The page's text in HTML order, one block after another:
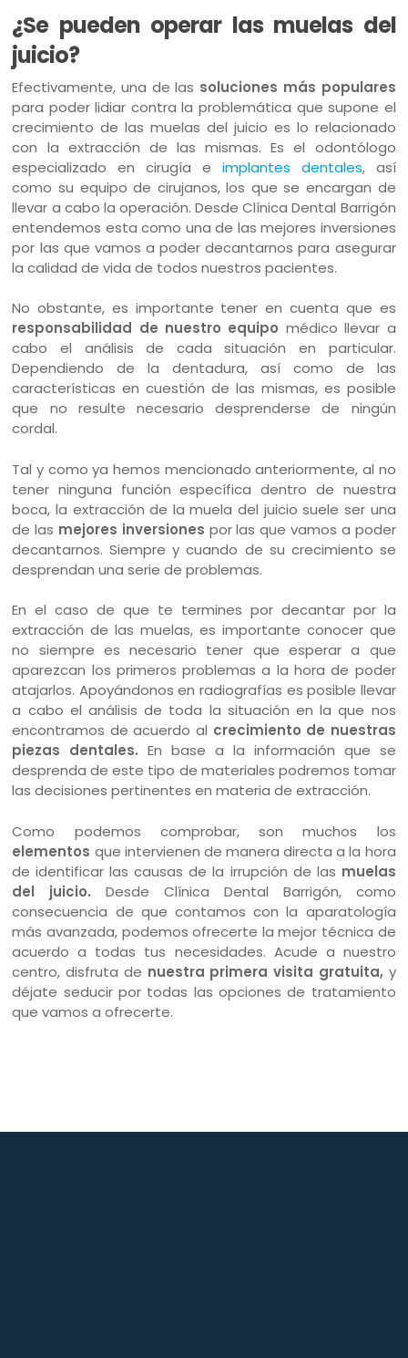
¿Se pueden operar las muelas del
juicio?
Efectivamente, una de las soluciones más populares
para poder lidiar contra la problemática que supone el
crecimiento de las muelas del juicio es lo relacionado
con la extracción de las mismas. Es el odontólogo
especializado en cirugía e implantes dentales, así
como su equipo de cirujanos, los que se encargan de
llevar a cabo la operación. Desde Clínica Dental Barrigón
entendemos esta como una de las mejores inversiones
por las que vamos a poder decantarnos para asegurar
la calidad de vida de todos nuestros pacientes.
No obstante, es importante tener en cuenta que es
responsabilidad de nuestro equipo médico llevar a
cabo el análisis de cada situación en particular.
Dependiendo de la dentadura, así como de las
características en cuestión de las mismas, es posible
que no resulte necesario desprenderse de ningún
cordal.
Tal y como ya hemos mencionado anteriormente, al no
tener ninguna función específica dentro de nuestra
boca, la extracción de la muela del juicio suele ser una
de las mejores inversiones por las que vamos a poder
decantarnos. Siempre y cuando de su crecimiento se
desprendan una serie de problemas.
En el caso de que te termines por decantar por la
extracción de las muelas, es importante conocer que
no siempre es necesario tener que esperar a que
aparezcan los primeros problemas a la hora de poder
atajarlos. Apoyándonos en radiografías es posible llevar
a cabo el análisis de toda la situación en la que nos
encontramos de acuerdo al crecimiento de nuestras
piezas dentales.En base a la información que se
desprenda de este tipo de materiales podremos tomar
las decisiones pertinentes en materia de extracción.
Como podemos comprobar, son muchos los
elementos que intervienen de manera directa a la hora
de identificar las causas de la irrupción de las muelas
del juicio.Desde Clínica Dental Barrigón, como
consecuencia de que contamos con la aparatología
más avanzada, podemos ofrecerte la mejor técnica de
acuerdo a todas tus necesidades. Acude a nuestro
centro, disfruta de nuestra primera visita gratuita, y
déjate seducir por todas las opciones de tratamiento
que vamos a ofrecerte.